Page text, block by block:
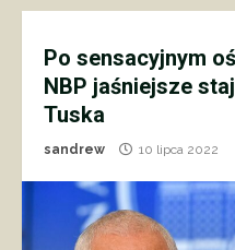
Po sensacyjnym
NBP jaśniejsze
Tuska
sandrew 10 lipca 2022